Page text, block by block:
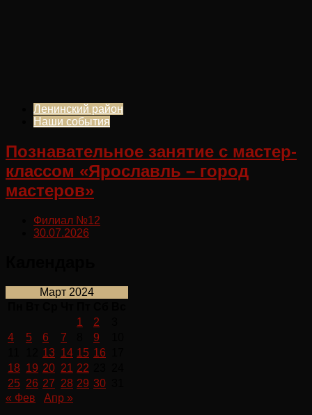
Ленинский район
Наши события
Познавательное занятие с мастер-
классом «Ярославль – город
мастеров»
Филиал №12
30.07.2026
Март 2024
1
2
4
5 6 7 9
13 14 15 16
18 19 20 21 22
25 26 27 28 29 30
« Фев
Апр »